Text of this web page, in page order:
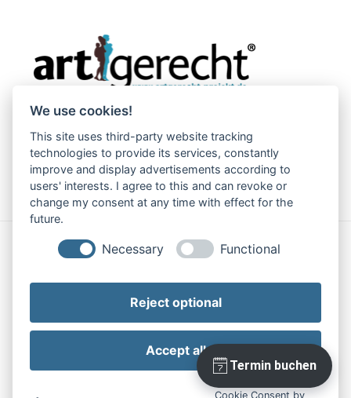
We use cookies!
This site uses third-party website tracking
technologies to provide its services, constantly
improve and display advertisements according to
users' interests. I agree to this and can revoke or
change my consent at any time with effect for the
future.
Necessary Functional
Reject optional
Accept all
Cookie Consent by